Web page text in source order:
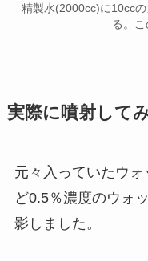
精製水(2000cc)に10cc
る。こ
実際に噴射して
元々入っていたウ
ど0.5％濃度のウォ
影しました。